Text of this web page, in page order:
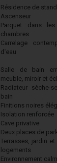
Résidence de
Ascenseur
Parquet dans
chambres
Carrelage
d'eau
Salle de bain
meuble, miroir et
Radiateur sèche-
bain
Finitions noires
Isolation renforcée
Cave privative
Deux places de
Terrasses, jardin
logements
Environnement